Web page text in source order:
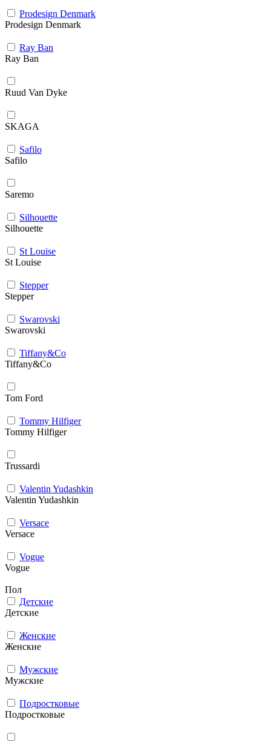
Prodesign Denmark
Prodesign Denmark
Ray Ban
Ray Ban
Ruud Van Dyke
SKAGA
Safilo
Safilo
Saremo
Silhouette
Silhouette
St Louise
St Louise
Stepper
Stepper
Swarovski
Swarovski
Tiffany&Co
Tiffany&Co
Tom Ford
Tommy Hilfiger
Tommy Hilfiger
Trussardi
Valentin Yudashkin
Valentin Yudashkin
Versace
Versace
Vogue
Vogue
Пол
Детские
Детские
Женские
Женские
Мужcкие
Мужcкие
Подростковые
Подростковые